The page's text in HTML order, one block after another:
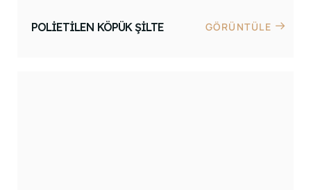
POLIETILEN KÖPÜK ŞILTE GÖRÜNTÜLE